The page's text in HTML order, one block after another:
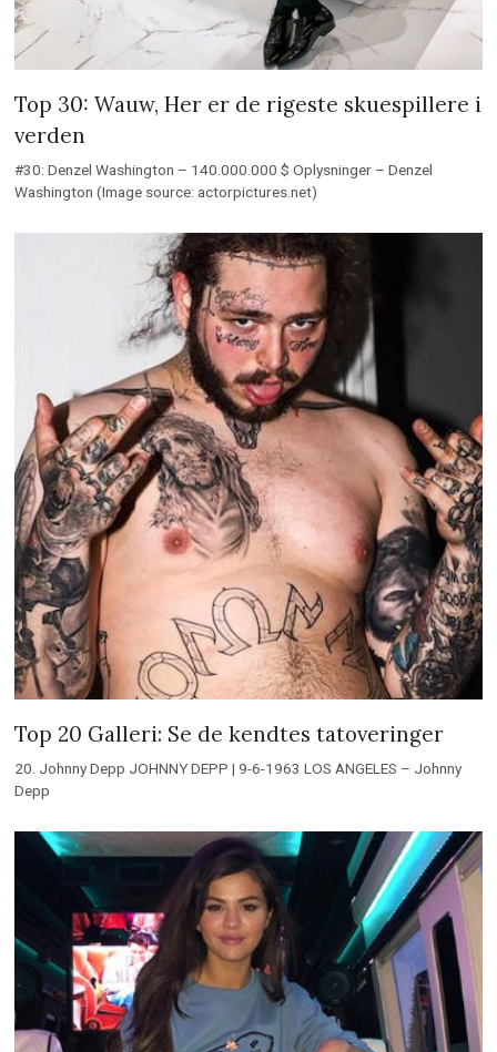
Top 30: Wauw, Her er de rigeste skuespillere i
verden
#30: Denzel Washington – 140.000.000 $ Oplysninger – Denzel
Washington (Image source: actorpictures.net)
Top 20 Galleri: Se de kendtes tatoveringer
20. Johnny Depp JOHNNY DEPP | 9-6-1963 LOS ANGELES – Johnny
Depp